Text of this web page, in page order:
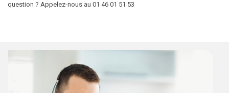
question ? Appelez-nous au 01 46 01 51 53